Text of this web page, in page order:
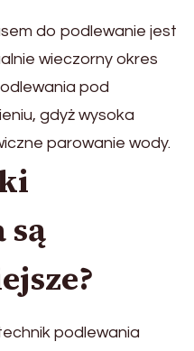
do podlewanie jest
wieczorny okres
pod
gdyż wysoka
parowanie wody.
są
podlewania